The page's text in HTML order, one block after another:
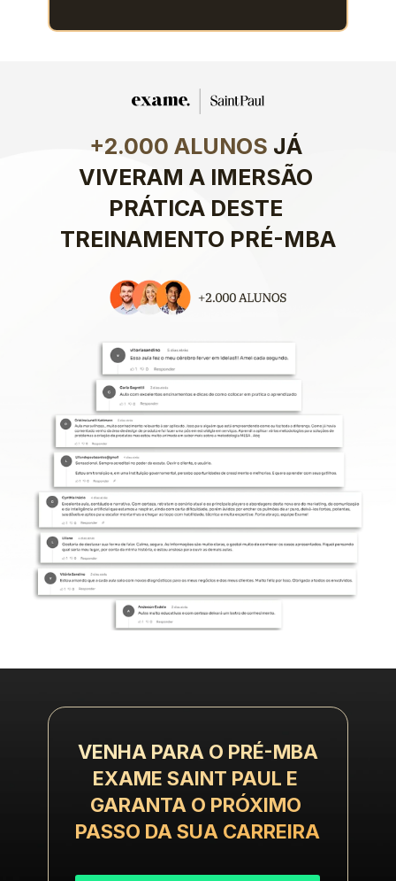
+2.000 ALUNOS JÁ
VIVERAM A IMERSÃO
PRÁTICA DESTE
TREINAMENTO PRÉ-MBA
VENHA PARA O ​​PRÉ-MBA
EXAME SAINT PAUL E
GARANTA O PRÓXIMO
PASSO DA SUA CARREIRA